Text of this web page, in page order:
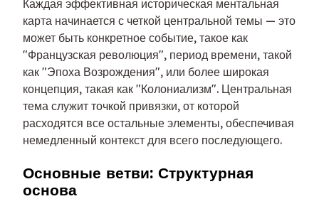
Каждая эффективная историческая ментальная
карта начинается с четкой центральной темы — это
может быть конкретное событие, такое как
"Французская революция", период времени, такой
как "Эпоха Возрождения", или более широкая
концепция, такая как "Колониализм". Центральная
тема служит точкой привязки, от которой
расходятся все остальные элементы, обеспечивая
немедленный контекст для всего последующего.
Основные ветви: Структурная
основа